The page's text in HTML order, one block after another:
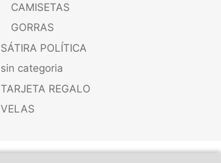
CAMISETAS
GORRAS
SÁTIRA POLÍTICA
sin categoria
TARJETA REGALO
VELAS